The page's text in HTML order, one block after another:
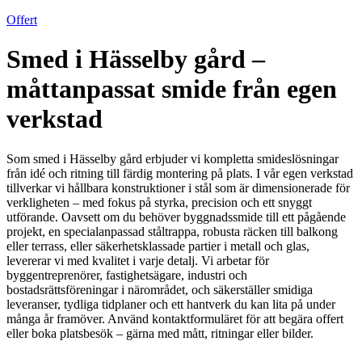
Offert
Smed i Hässelby gård –
måttanpassat smide från egen
verkstad
Som smed i Hässelby gård erbjuder vi kompletta smideslösningar
från idé och ritning till färdig montering på plats. I vår egen verkstad
tillverkar vi hållbara konstruktioner i stål som är dimensionerade för
verkligheten – med fokus på styrka, precision och ett snyggt
utförande. Oavsett om du behöver byggnadssmide till ett pågående
projekt, en specialanpassad ståltrappa, robusta räcken till balkong
eller terrass, eller säkerhetsklassade partier i metall och glas,
levererar vi med kvalitet i varje detalj. Vi arbetar för
byggentreprenörer, fastighetsägare, industri och
bostadsrättsföreningar i närområdet, och säkerställer smidiga
leveranser, tydliga tidplaner och ett hantverk du kan lita på under
många år framöver. Använd kontaktformuläret för att begära offert
eller boka platsbesök – gärna med mått, ritningar eller bilder.